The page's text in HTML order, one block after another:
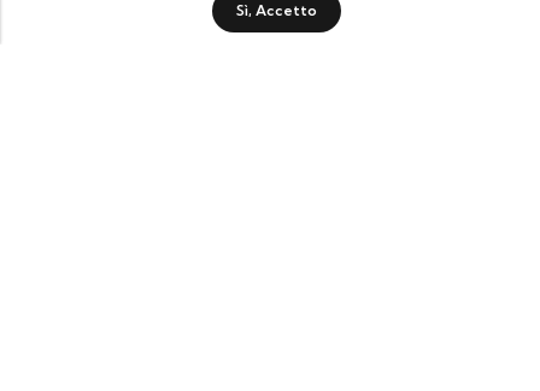
Sì, Accetto